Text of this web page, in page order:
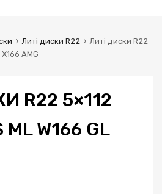
Литі диски R22
Литі диски R22
AMG
R22 5×112
ML W166 GL